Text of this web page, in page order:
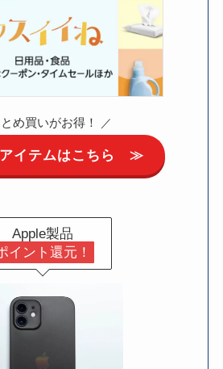
とめ買いがお得！ ／
アイテムはこちら ≫
Apple製品
イント還元！